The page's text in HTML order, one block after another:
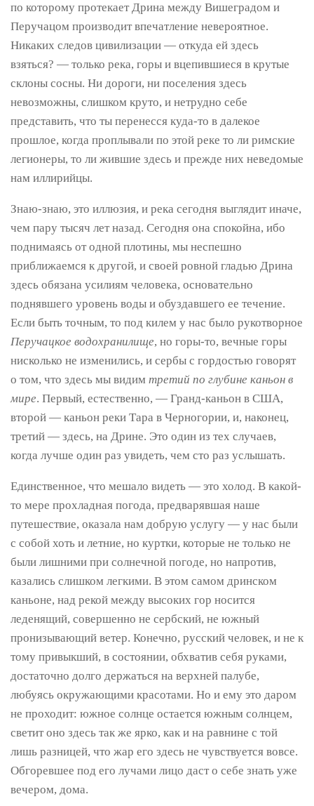
по которому протекает Дрина между Вишеградом и
Перучацом производит впечатление невероятное.
Никаких следов цивилизации — откуда ей здесь
взяться? — только река, горы и вцепившиеся в крутые
склоны сосны. Ни дороги, ни поселения здесь
невозможны, слишком круто, и нетрудно себе
представить, что ты перенесся куда-то в далекое
прошлое, когда проплывали по этой реке то ли римские
легионеры, то ли жившие здесь и прежде них неведомые
нам иллирийцы.
Знаю-знаю, это иллюзия, и река сегодня выглядит иначе,
чем пару тысяч лет назад. Сегодня она спокойна, ибо
поднимаясь от одной плотины, мы неспешно
приближаемся к другой, и своей ровной гладью Дрина
здесь обязана усилиям человека, основательно
поднявшего уровень воды и обуздавшего ее течение.
Если быть точным, то под килем у нас было рукотворное
Перучацкое водохранилище, но горы-то, вечные горы
нисколько не изменились, и сербы с гордостью говорят
о том, что здесь мы видим третий по глубине каньон в
мире. Первый, естественно, — Гранд-каньон в США,
второй — каньон реки Тара в Черногории, и, наконец,
третий — здесь, на Дрине. Это один из тех случаев,
когда лучше один раз увидеть, чем сто раз услышать.
Единственное, что мешало видеть — это холод. В какой-
то мере прохладная погода, предварявшая наше
путешествие, оказала нам добрую услугу — у нас были
с собой хоть и летние, но куртки, которые не только не
были лишними при солнечной погоде, но напротив,
казались слишком легкими. В этом самом дринском
каньоне, над рекой между высоких гор носится
леденящий, совершенно не сербский, не южный
пронизывающий ветер. Конечно, русский человек, и не к
тому привыкший, в состоянии, обхватив себя руками,
достаточно долго держаться на верхней палубе,
любуясь окружающими красотами. Но и ему это даром
не проходит: южное солнце остается южным солнцем,
светит оно здесь так же ярко, как и на равнине с той
лишь разницей, что жар его здесь не чувствуется вовсе.
Обгоревшее под его лучами лицо даст о себе знать уже
вечером, дома.